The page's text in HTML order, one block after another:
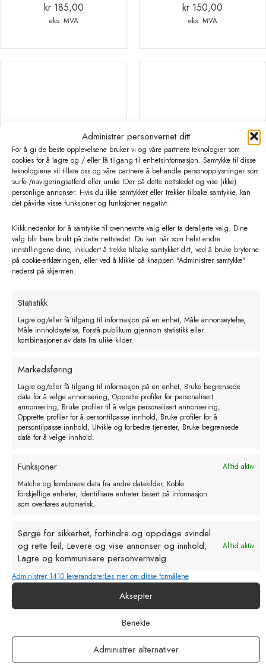
Administrer personvernet ditt
For å gi de beste opplevelsene bruker vi og våre partnere teknologier som
cookies for å lagre og / eller få tilgang til enhetsinformasjon. Samtykke til disse
teknologiene vil tillate oss og våre partnere å behandle personopplysninger som
surfe-/navigeringsatferd eller unike IDer på dette nettstedet og vise (ikke)
personlige annonser. Hvis du ikke samtykker eller trekker tilbake samtykke, kan
det påvirke visse funksjoner og funksjoner negativt.
Klikk nedenfor for å samtykke til ovennevnte valg eller ta detaljerte valg. Dine
valg blir bare brukt på dette nettstedet. Du kan når som helst endre
innstillingene dine, inkludert å trekke tilbake samtykket ditt, ved å bruke bryterne
på cookie-erklæringen, eller ved å klikke på knappen "Administrer samtykke"
nederst på skjermen.
Statistikk
Lagre og/eller få tilgang til informasjon på en enhet, Måle annonseytelse,
Måle innholdsytelse, Forstå publikum gjennom statistikk eller
kombinasjoner av data fra ulike kilder.
Markedsføring
Lagre og/eller få tilgang til informasjon på en enhet, Bruke begrensede
data for å velge annonsering, Opprette profiler for personalisert
annonsering, Bruke profiler til å velge personalisert annonsering,
Opprette profiler for å persontilpasse innhold, Bruke profiler for å
persontilpasse innhold, Utvikle og forbedre tjenester, Bruke begrensede
data for å velge innhold.
Funksjoner
Alltid aktiv
Matche og kombinere data fra andre datakilder, Koble
forskjellige enheter, Identifisere enheter basert på informasjon
som overføres automatisk.
Sørge for sikkerhet, forhindre og oppdage svindel
og rette feil, Levere og vise annonser og innhold,
Lagre og kommunisere personvernvalg.
Alltid aktiv
Administrer 1410 leverandørerLes mer om disse formålene
Aksepter
Benekte
Administrer alternativer
kr185,00
eks. MVA
kr 150,00
eks. MVA
Digital term.meter Kruuse
kr140,00
eks. MVA
KRUUSE Digital termometer Digi-Vet SC 12
kr194,40
eks. MVA
kr230,74
eks. MVA
Anti stressball. Ø 30 cm
kr248,00